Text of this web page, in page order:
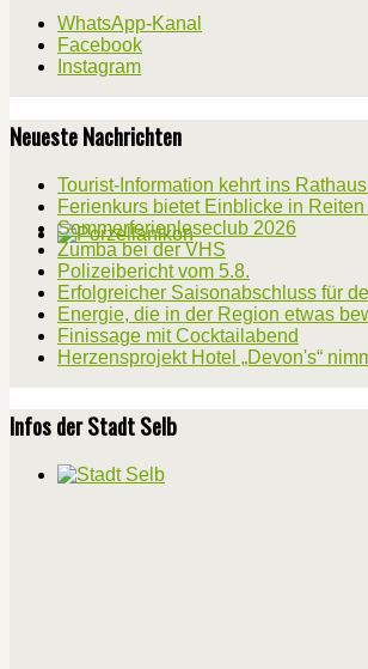
WhatsApp-Kanal
Facebook
Instagram
Neueste Nachrichten
Tourist-Information kehrt ins
Ferienkurs bietet Einblicke in
Sommerferienleseclub 2026
Zumba bei der VHS
Polizeibericht vom 5.8.
Erfolgreicher Saisonabschluss für
Energie, die in der Region etwas
Finissage mit Cocktailabend
Herzensprojekt Hotel „Devon's“
Infos der Stadt Selb